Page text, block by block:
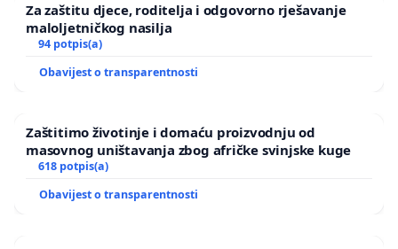
Za zaštitu djece, roditelja i odgovorno rješavanje
maloljetničkog nasilja
94 potpis(a)
Obavijest o transparentnosti
Zaštitimo životinje i domaću proizvodnju od
masovnog uništavanja zbog afričke svinjske kuge
618 potpis(a)
Obavijest o transparentnosti